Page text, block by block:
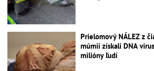
Prielomový NÁLEZ z
múmií získali DNA
milióny ľudí